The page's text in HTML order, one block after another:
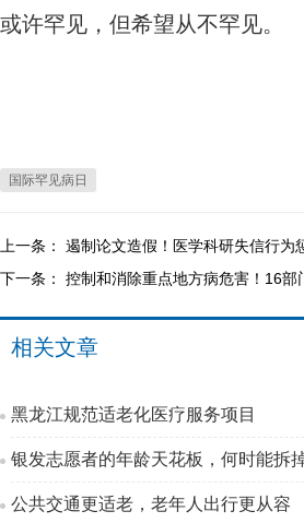
或许罕见，但希望从不罕见。
国际罕见病日
上一条： 遏制论文造假！医学科研失信行为
下一条： 控制和消除重点地方病危害！16部
相关文章
黑龙江规范适老化医疗服务项目
银发志愿者的年龄天花板，何时能拆
公共交通更适老，老年人出行更从容